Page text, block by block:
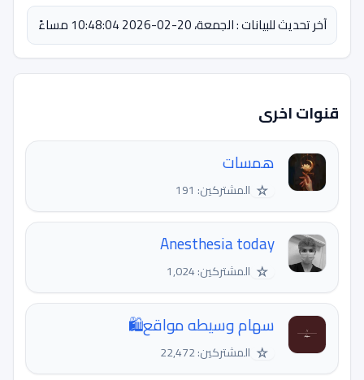
آخر تحديث للبيانات : الجمعة، 20-02-2026 10:48:04 مساءً
قنوات اخرى
همسات
☆ المشتركين: 191
Anesthesia today
☆ المشتركين: 1,024
سهام وسيطه مواقع🛍️
☆ المشتركين: 22,472